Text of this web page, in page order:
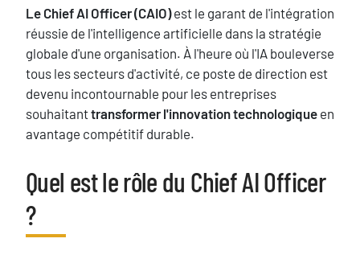
Le Chief AI Officer (CAIO)est le garant de l'intégration
réussie de l'intelligence artificielle dans la stratégie
globale d'une organisation. À l'heure où l'IA bouleverse
tous les secteurs d'activité, ce poste de direction est
devenu incontournable pour les entreprises
souhaitanttransformer l'innovation technologique en
avantage compétitif durable.
Titre
Quel est le rôle du Chief AI Officer
?